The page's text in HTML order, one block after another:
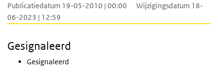
Publicatiedatum 19-05-2010 | 00:00
Wijzigingsdatum 18-
06-2023 | 12:59
Gesignaleerd
Gesignaleerd